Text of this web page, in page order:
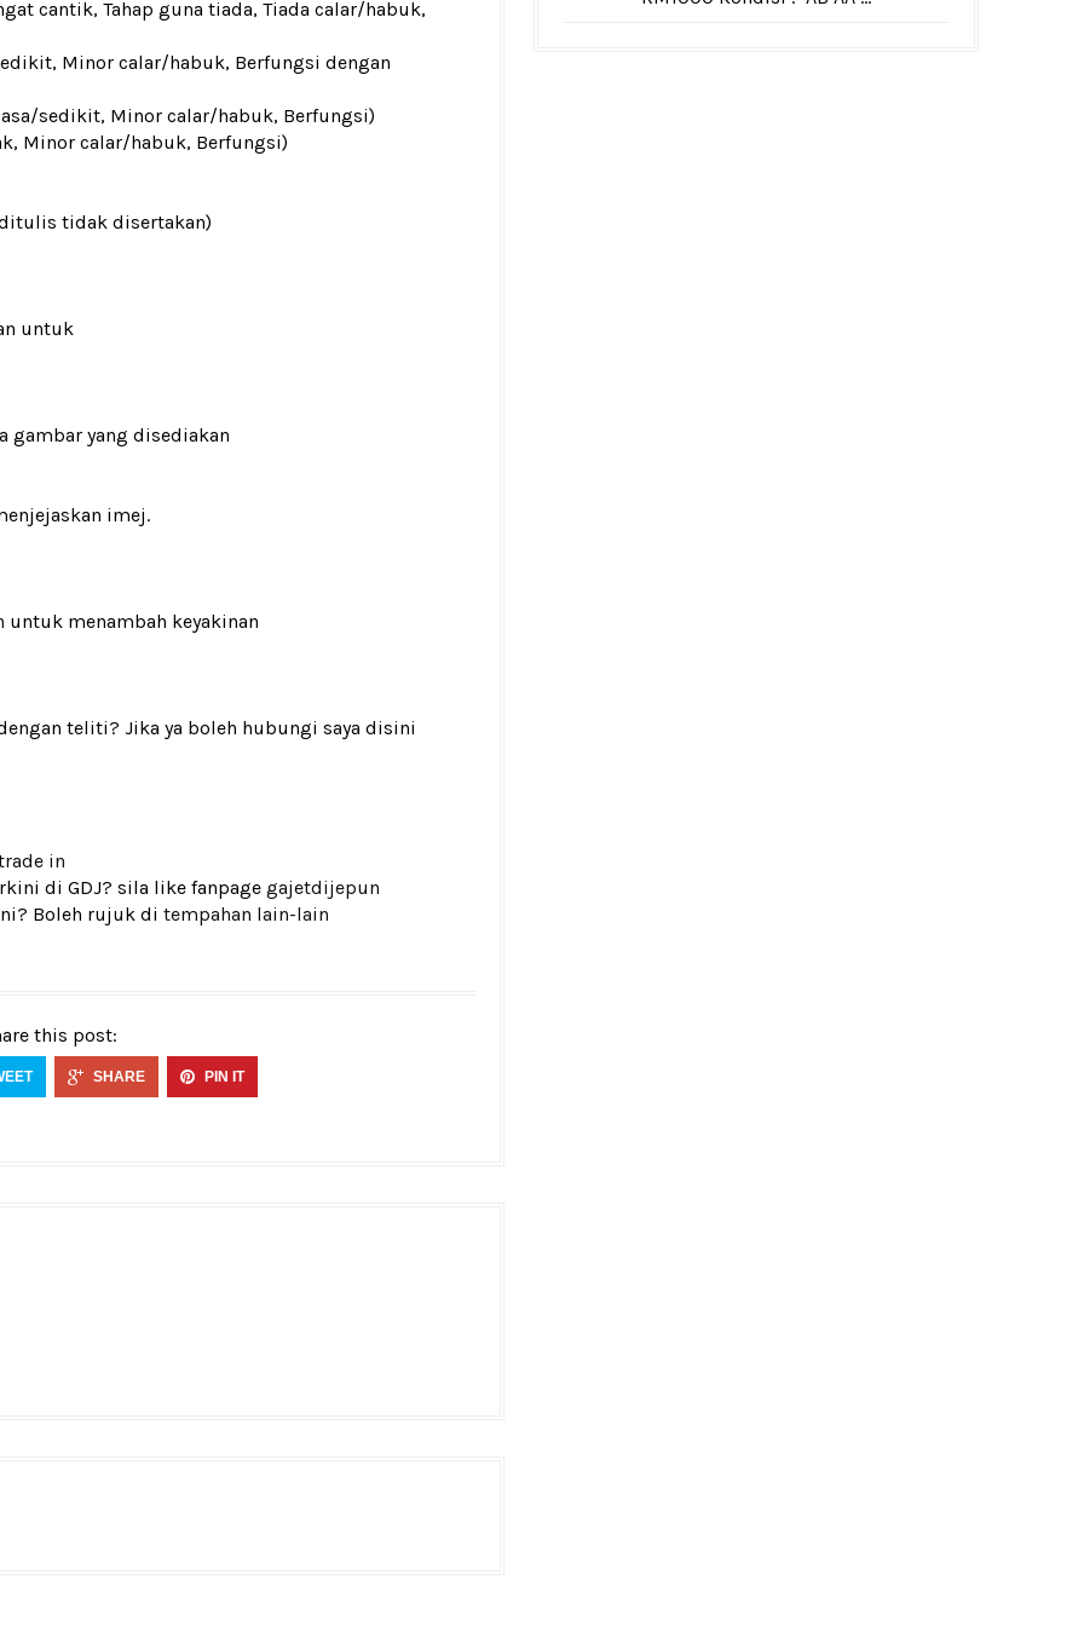
cantik, Tahap guna tiada, Tiada calar/habuk,
Minor calar/habuk, Berfungsi dengan
sedikit, Minor calar/habuk, Berfungsi)
Minor calar/habuk, Berfungsi)
tidak disertakan)
untuk
gambar yang disediakan
imej.
untuk menambah keyakinan
teliti? Jika ya boleh hubungi saya disini
in
di GDJ? sila like fanpage gajetdijepun
Boleh rujuk di tempahan lain-lain
this post:
SHARE PIN IT